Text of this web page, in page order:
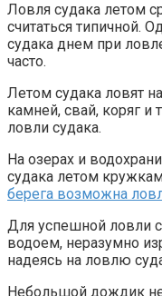
Ловля судака летом
считаться типичной.
судака днем при
часто.
Летом судака ловят
камней, свай, коряг и
ловли судака.
На озерах и
судака летом
берега возможна
Для успешной ловли
водоем, неразумно
надеясь на ловлю
Небольшой дождик